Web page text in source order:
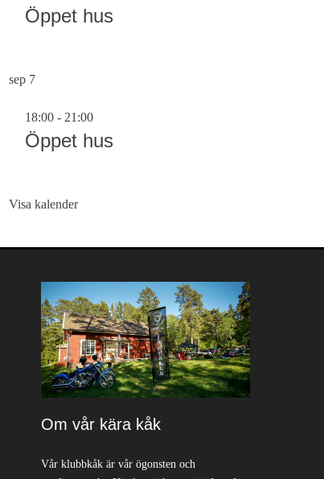
Öppet hus
sep 7
18:00 - 21:00
Öppet hus
Visa kalender
Om vår kära kåk
Vår klubbkåk är vår ögonsten och